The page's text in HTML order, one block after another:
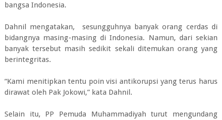
bangsa Indonesia.
Dahnil mengatakan, sesungguhnya banyak orang cerdas di
bidangnya masing-masing di Indonesia. Namun, dari sekian
banyak tersebut masih sedikit sekali ditemukan orang yang
berintegritas.
“Kami menitipkan tentu poin visi antikorupsi yang terus harus
dirawat oleh Pak Jokowi,” kata Dahnil.
Selain itu, PP Pemuda Muhammadiyah turut mengundang